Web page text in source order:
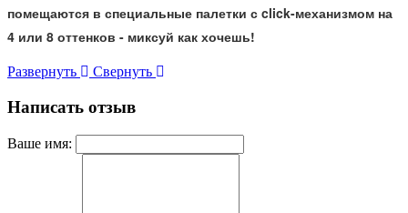
помещаются в специальные палетки с click-механизмом на
4 или 8 оттенков - миксуй как хочешь!
Развернуть Свернуть
Написать отзыв
Ваше имя: